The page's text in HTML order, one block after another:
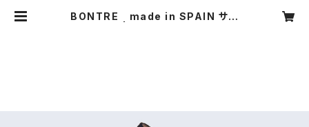
BONTRE made in SPAIN サン